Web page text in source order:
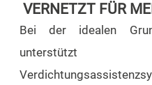
VERNETZT FÜR
Bei der idealen